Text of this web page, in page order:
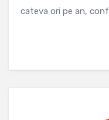
cateva ori pe an,